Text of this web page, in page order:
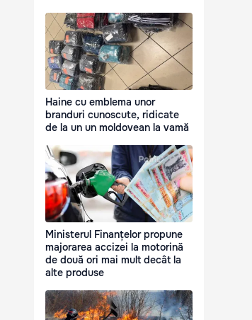
Haine cu emblema unor
branduri cunoscute, ridicate
de la un un moldovean la vamă
Ministerul Finanțelor propune
majorarea accizei la motorină
de două ori mai mult decât la
alte produse